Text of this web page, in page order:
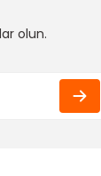
olun.